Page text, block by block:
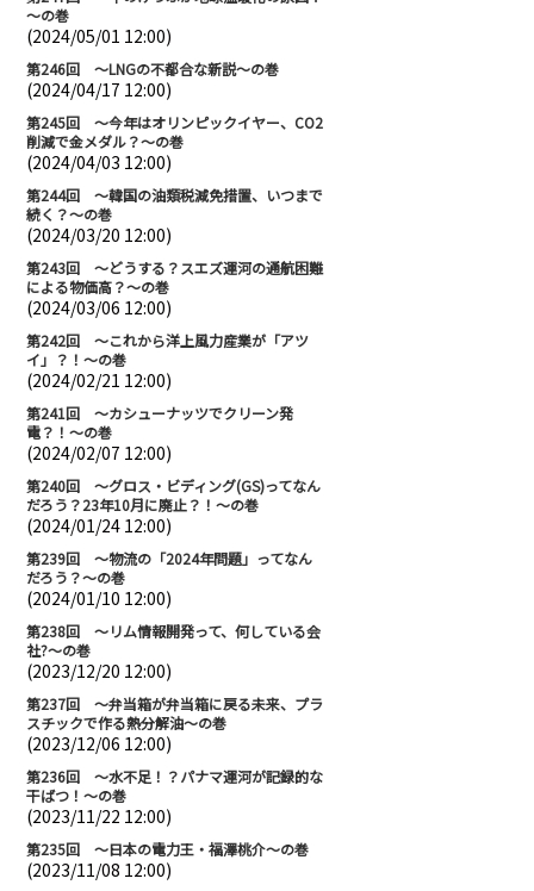
～の巻
(2024/05/01 12:00)
第246回 ～LNGの不都合な新説～の巻
(2024/04/17 12:00)
第245回 ～今年はオリンピックイヤー、CO2
削減で金メダル？～の巻
(2024/04/03 12:00)
第244回 ～韓国の油類税減免措置、いつまで
続く？～の巻
(2024/03/20 12:00)
第243回 ～どうする？スエズ運河の通航困難
による物価高？～の巻
(2024/03/06 12:00)
第242回 ～これから洋上風力産業が「アツ
イ」？！～の巻
(2024/02/21 12:00)
第241回 ～カシューナッツでクリーン発
電？！～の巻
(2024/02/07 12:00)
第240回 ～グロス・ビディング(GS)ってなん
だろう？23年10月に廃止？！～の巻
(2024/01/24 12:00)
第239回 ～物流の「2024年問題」ってなん
だろう？～の巻
(2024/01/10 12:00)
第238回 ～リム情報開発って、何している会
社?～の巻
(2023/12/20 12:00)
第237回 ～弁当箱が弁当箱に戻る未来、プラ
スチックで作る熱分解油～の巻
(2023/12/06 12:00)
第236回 ～水不足！？パナマ運河が記録的な
干ばつ！～の巻
(2023/11/22 12:00)
第235回 ～日本の電力王・福澤桃介～の巻
(2023/11/08 12:00)